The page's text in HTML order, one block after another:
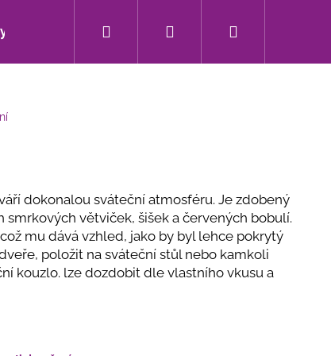
Bytové doplňky Sezónní novinky
Přihlášení
dokonalou sváteční atmosféru. Je zdobený
smrkových větviček, šišek a červených bobulí.
mu dává vzhled, jako by byl lehce pokrytý
položit na sváteční stůl nebo kamkoli
kouzlo. lze dozdobit dle vlastního vkusu a